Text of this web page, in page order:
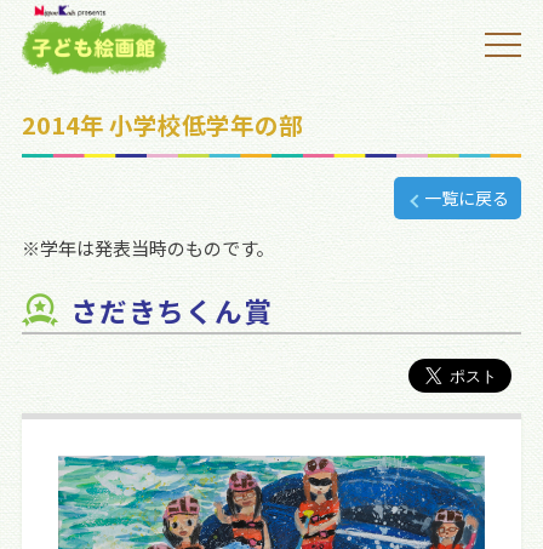
2014年 小学校低学年の部
一覧に戻る
※学年は発表当時のものです。
さだきちくん賞